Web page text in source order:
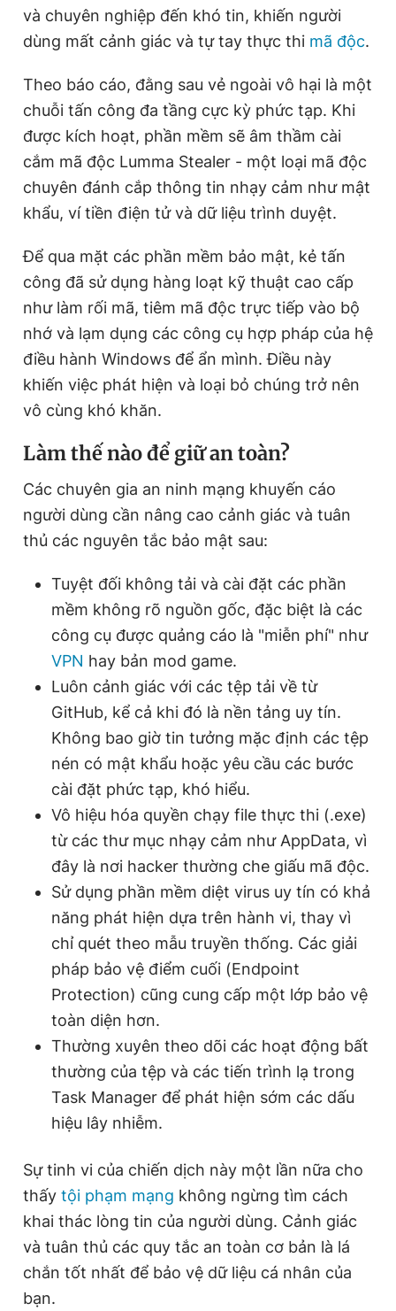
và chuyên nghiệp đến khó tin, khiến người
dùng mất cảnh giác và tự tay thực thi mã độc.
Theo báo cáo, đằng sau vẻ ngoài vô hại là một
chuỗi tấn công đa tầng cực kỳ phức tạp. Khi
được kích hoạt, phần mềm sẽ âm thầm cài
cắm mã độc Lumma Stealer - một loại mã độc
chuyên đánh cắp thông tin nhạy cảm như mật
khẩu, ví tiền điện tử và dữ liệu trình duyệt.
Để qua mặt các phần mềm bảo mật, kẻ tấn
công đã sử dụng hàng loạt kỹ thuật cao cấp
như làm rối mã, tiêm mã độc trực tiếp vào bộ
nhớ và lạm dụng các công cụ hợp pháp của hệ
điều hành Windows để ẩn mình. Điều này
khiến việc phát hiện và loại bỏ chúng trở nên
vô cùng khó khăn.
Làm thế nào để giữ an toàn?
Các chuyên gia an ninh mạng khuyến cáo
người dùng cần nâng cao cảnh giác và tuân
thủ các nguyên tắc bảo mật sau:
Tuyệt đối không tải và cài đặt các phần
mềm không rõ nguồn gốc, đặc biệt là các
công cụ được quảng cáo là "miễn phí" như
VPN hay bản mod game.
Luôn cảnh giác với các tệp tải về từ
GitHub, kể cả khi đó là nền tảng uy tín.
Không bao giờ tin tưởng mặc định các tệp
nén có mật khẩu hoặc yêu cầu các bước
cài đặt phức tạp, khó hiểu.
Vô hiệu hóa quyền chạy file thực thi (.exe)
từ các thư mục nhạy cảm như AppData, vì
đây là nơi hacker thường che giấu mã độc.
Sử dụng phần mềm diệt virus uy tín có khả
năng phát hiện dựa trên hành vi, thay vì
chỉ quét theo mẫu truyền thống. Các giải
pháp bảo vệ điểm cuối (Endpoint
Protection) cũng cung cấp một lớp bảo vệ
toàn diện hơn.
Thường xuyên theo dõi các hoạt động bất
thường của tệp và các tiến trình lạ trong
Task Manager để phát hiện sớm các dấu
hiệu lây nhiễm.
Sự tinh vi của chiến dịch này một lần nữa cho
thấy tội phạm mạng không ngừng tìm cách
khai thác lòng tin của người dùng. Cảnh giác
và tuân thủ các quy tắc an toàn cơ bản là lá
chắn tốt nhất để bảo vệ dữ liệu cá nhân của
bạn.